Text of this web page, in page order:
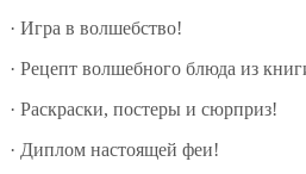
· Игра в волшебство!
· Рецепт волшебного блюда из
· Раскраски, постеры и сюрприз!
· Диплом настоящей феи!